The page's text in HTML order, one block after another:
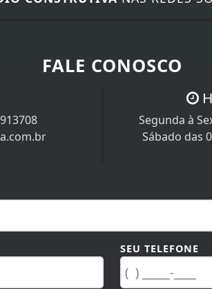
FALE CONOSCO
Segunda à
Sábado das
SEU TELEFONE